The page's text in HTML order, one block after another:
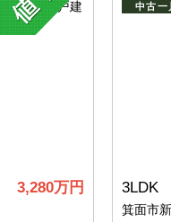
3,280万円
中古一
3LDK
箕面市